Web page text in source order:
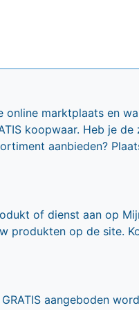
marktplaats en
koopwaar. Heb je
aanbieden?
of dienst aan op
produkten op de site.
aangeboden